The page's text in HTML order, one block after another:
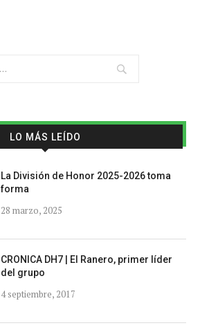
LO MÁS LEÍDO
La División de Honor 2025-2026 toma
forma
28 marzo, 2025
CRONICA DH7 | El Ranero, primer líder
del grupo
4 septiembre, 2017